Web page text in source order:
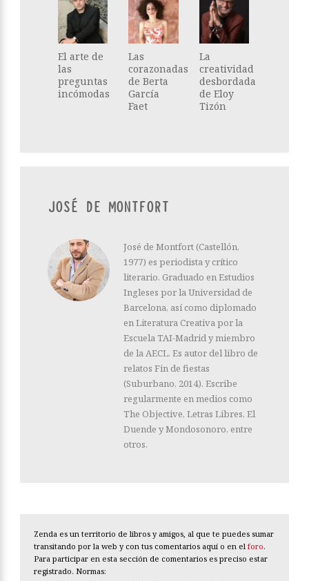
El arte de
las
preguntas
incómodas
Las
corazonadas
de Berta
García
Faet
La
creatividad
desbordada
de Eloy
Tizón
JOSÉ DE MONTFORT
José de Montfort (Castellón,
1977) es periodista y crítico
literario. Graduado en Estudios
Ingleses por la Universidad de
Barcelona, así como diplomado
en Literatura Creativa por la
Escuela TAI-Madrid y miembro
de la AECL. Es autor del libro de
relatos Fin de fiestas
(Suburbano, 2014). Escribe
regularmente en medios como
The Objective, Letras Libres, El
Duende y Mondosonoro, entre
otros.
Zenda es un territorio de libros y amigos, al que te puedes sumar
transitando por la web y con tus comentarios aquí o en el foro.
Para participar en esta sección de comentarios es preciso estar
registrado. Normas: